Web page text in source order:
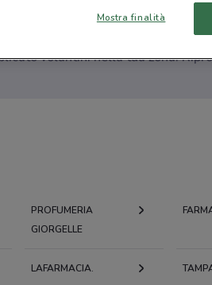
volantini nella tua zona.
PROFUMERIA
GIORGELLE
LAFARMACIA.
Mostra finalità